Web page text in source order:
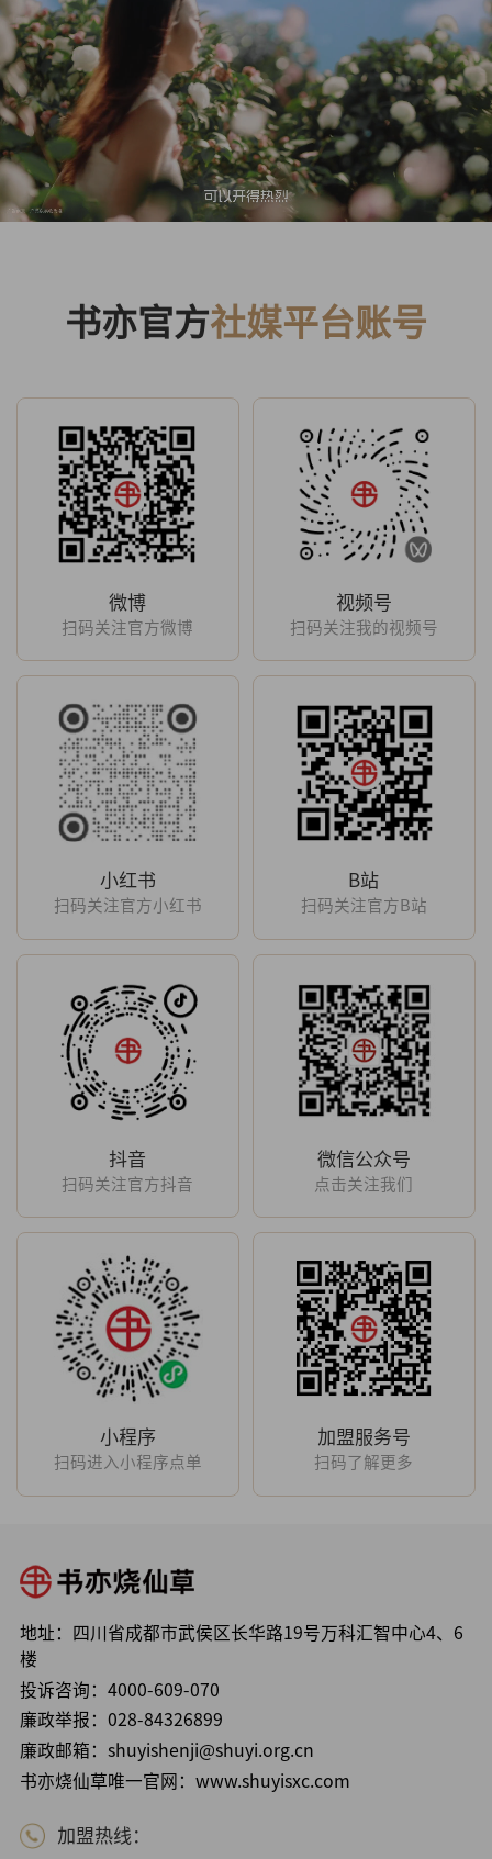
书亦官方社媒平台账号
微博
扫码关注官方微博
视频号
扫码关注我的视频号
小红书
扫码关注官方小红书
B站
扫码关注官方B站
抖音
扫码关注官方抖音
微信公众号
点击关注我们
小程序
扫码进入小程序点单
加盟服务号
扫码了解更多
地址：四川省成都市武侯区长华路19号万科汇智中心4、6
楼
投诉咨询： 4000-609-070
廉政举报： 028-84326899
廉政邮箱：shuyishenji@shuyi.org.cn
书亦烧仙草唯一官网：www.shuyisxc.com
加盟热线：